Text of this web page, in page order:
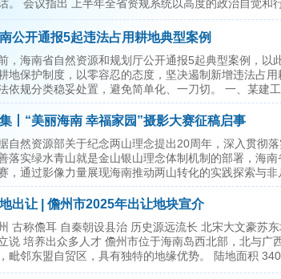
。 会议指出 上半年全省资规系统以高度的政治自觉和
公开通报5起违法占用耕地典型案例
，海南省自然资源和规划厅公开通报5起典型案例，以
地保护制度，以零容忍的态度，坚决遏制新增违法占
依规分类稳妥处置，避免简单化、一刀切。 一、某建
丨“美丽海南 幸福家园”摄影大赛征稿启事
自然资源部关于纪念两山理念提出20周年，深入贯彻
落实绿水青山就是金山银山理念体制机制的部署，海
，通过影像力量展现海南推动两山转化的实践探索与非
出让 | 儋州市2025年出让地块宣介
古称儋耳 自秦朝设县治 历史源远流长 北宋大文豪苏
说 培养出众多人才 儋州市位于海南岛西北部，北与广
毗邻东盟自贸区，具有独特的地缘优势。 陆地面积